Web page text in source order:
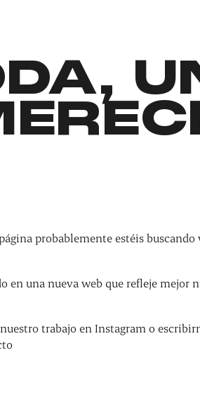
probablemente estéis buscando
en una nueva web que refleje mejor
trabajo en Instagram o